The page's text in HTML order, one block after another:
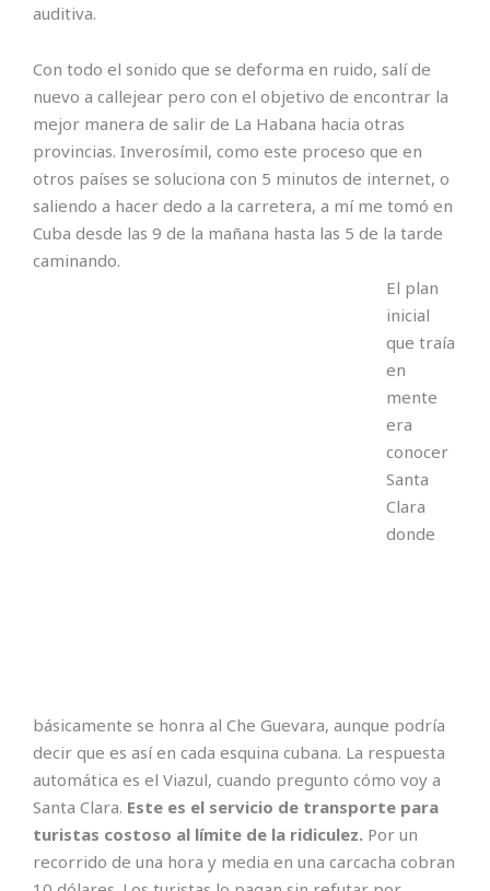
auditiva.
Con todo el sonido que se deforma en ruido, salí de
nuevo a callejear pero con el objetivo de encontrar la
mejor manera de salir de La Habana hacia otras
provincias. Inverosímil, como este proceso que en
otros países se soluciona con 5 minutos de internet, o
saliendo a hacer dedo a la carretera, a mí me tomó en
Cuba desde las 9 de la mañana hasta las 5 de la tarde
caminando.
El plan
inicial
que traía
en
mente
era
conocer
Santa
Clara
donde
básicamente se honra al Che Guevara, aunque podría
decir que es así en cada esquina cubana. La respuesta
automática es el Viazul, cuando pregunto cómo voy a
Santa Clara. Este es el servicio de transporte para
turistas costoso al límite de la ridiculez. Por un
recorrido de una hora y media en una carcacha cobran